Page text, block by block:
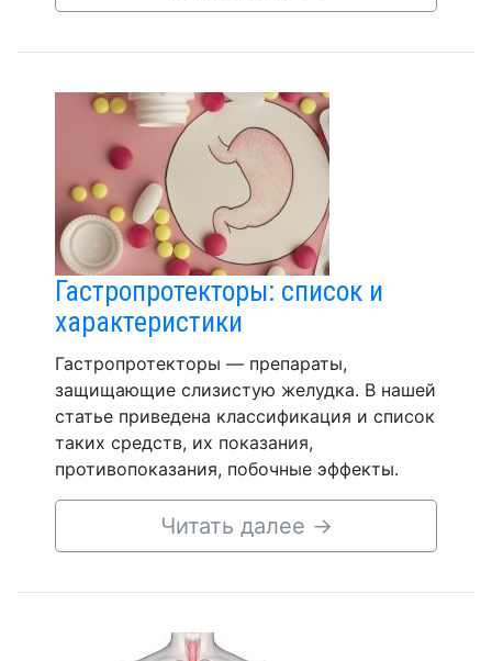
Гастропротекторы: список и
характеристики
Гастропротекторы — препараты,
защищающие слизистую желудка. В нашей
статье приведена классификация и список
таких средств, их показания,
противопоказания, побочные эффекты.
Читать далее →